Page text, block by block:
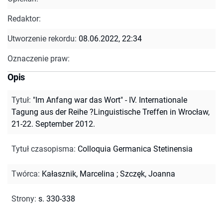
Redaktor:
Utworzenie rekordu: 08.06.2022, 22:34
Oznaczenie praw:
Opis
Tytuł: "Im Anfang war das Wort" - IV. Internationale
Tagung aus der Reihe ?Linguistische Treffen in Wrocław,
21-22. September 2012.
Tytuł czasopisma: Colloquia Germanica Stetinensia
Twórca: Kałasznik, Marcelina ; Szczęk, Joanna
Strony: s. 330-338